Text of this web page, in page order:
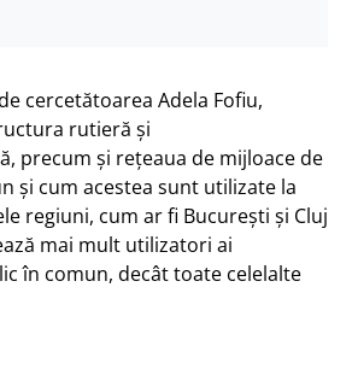
cercetătoarea Adela Fofiu,
rutieră și
precum și rețeaua de mijloace de
și cum acestea sunt utilizate la
regiuni, cum ar fi București și Cluj
mai mult utilizatori ai
în comun, decât toate celelalte